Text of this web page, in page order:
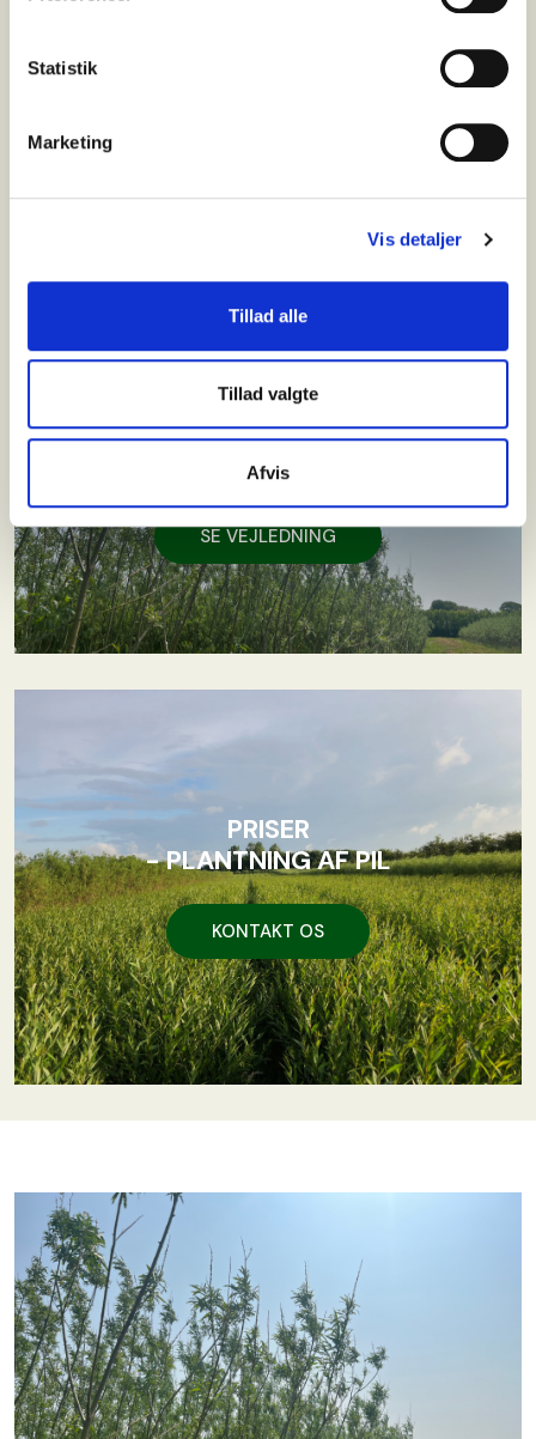
Statistik
Marketing
Vis detaljer
Tillad alle
Tillad valgte
Afvis
QUICKGUIDE PILESTIKLINGER
JAGTPLEJE
SE VEJLEDNING
PRISER
- PLANTNING AF PIL
KONTAKT OS